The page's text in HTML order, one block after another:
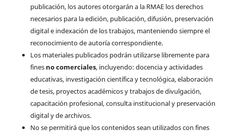
publicación, los autores otorgarán a la RMAE los derechos
necesarios para la edición, publicación, difusión, preservación
digital e indexación de los trabajos, manteniendo siempre el
reconocimiento de autoría correspondiente.
Los materiales publicados podrán utilizarse libremente para
fines no comerciales, incluyendo: docencia y actividades
educativas, investigación científica y tecnológica, elaboración
de tesis, proyectos académicos y trabajos de divulgación,
capacitación profesional, consulta institucional y preservación
digital y de archivos.
No se permitirá que los contenidos sean utilizados con fines